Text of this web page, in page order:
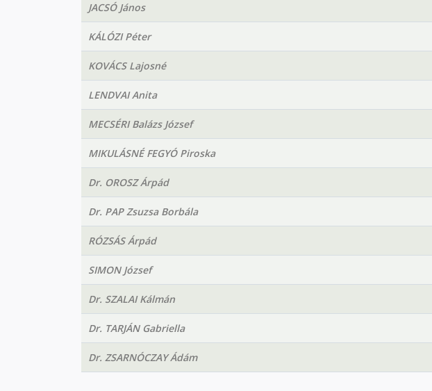
JACSÓ János
KÁLÓZI Péter
KOVÁCS Lajosné
LENDVAI Anita
MECSÉRI Balázs József
MIKULÁSNÉ FEGYÓ Piroska
Dr. OROSZ Árpád
Dr. PAP Zsuzsa Borbála
RÓZSÁS Árpád
SIMON József
Dr. SZALAI Kálmán
Dr. TARJÁN Gabriella
Dr. ZSARNÓCZAY Ádám